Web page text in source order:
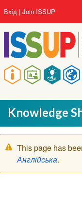
до
основного
вмісту
Main
navigation
User
account
menu
Вхід Join ISSUP
Knowledge
This page has
Англійська.